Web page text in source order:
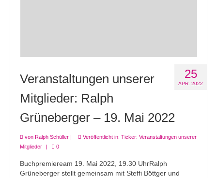
25
APR. 2022
Veranstaltungen unserer
Mitglieder: Ralph
Grüneberger – 19. Mai 2022
von Ralph Schüller Veröffentlicht in: Ticker: Veranstaltungen unserer
Mitglieder
0
Buchpremieream 19. Mai 2022, 19.30 UhrRalph
Grüneberger stellt gemeinsam mit Steffi Böttger und